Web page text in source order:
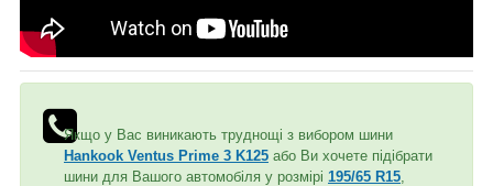
Якщо у Вас виникають труднощі з вибором шини
Hankook Ventus Prime 3 K125 або Ви хочете підібрати
шини для Вашого автомобіля у розмірі 195/65 R15